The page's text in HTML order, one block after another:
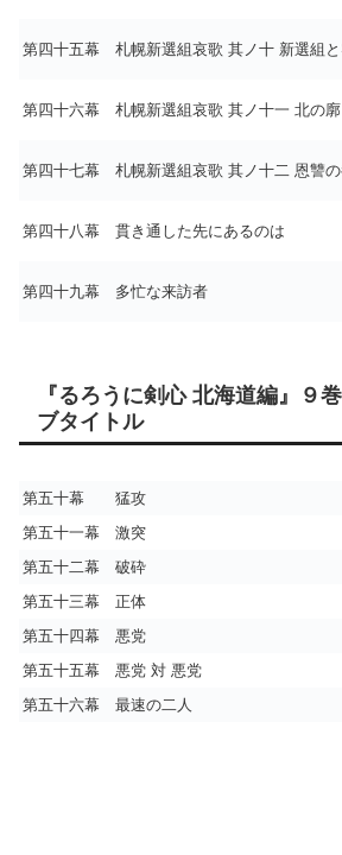
第四十五幕 札幌新選組哀歌 其ノ十 新選組と
第四十六幕 札幌新選組哀歌 其ノ十一 北の
第四十七幕 札幌新選組哀歌 其ノ十二 恩讐の
第四十八幕 貫き通した先にあるのは
第四十九幕 多忙な来訪者
『るろうに剣心 北海道編』９
ブタイトル
第五十幕 猛攻
第五十一幕 激突
第五十二幕 破砕
第五十三幕 正体
第五十四幕 悪党
第五十五幕 悪党 対 悪党
第五十六幕 最速の二人